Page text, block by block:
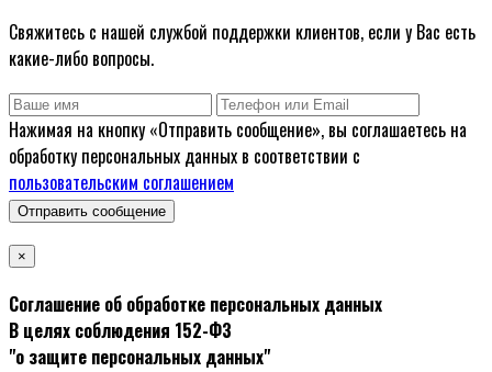
Свяжитесь с нашей службой поддержки клиентов, если у Вас есть
какие-либо вопросы.
Нажимая на кнопку «Отправить сообщение», вы соглашаетесь на
обработку персональных данных в соответствии с
пользовательским соглашением
Отправить сообщение
×
Соглашение об обработке персональных данных
В целях соблюдения 152-ФЗ
"о защите персональных данных"